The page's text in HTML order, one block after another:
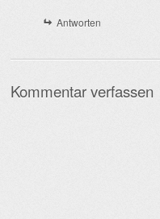
Antworten
Kommentar verfassen